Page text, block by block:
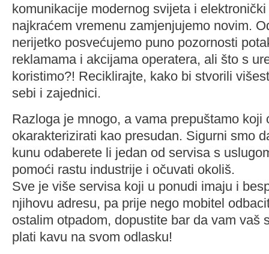
komunikacije modernog svijeta i
najkraćem vremenu zamjenjujemo novim.
nerijetko posvećujemo puno pozornosti
reklamama i akcijama operatera, ali što s
koristimo?! Reciklirajte, kako bi stvorili
sebi i zajednici.
Razloga je mnogo, a vama prepuštamo koji
okarakterizirati kao presudan. Sigurni smo
kunu odaberete li jedan od servisa s
pomoći rastu industrije i očuvati okoliš.
Sve je više servisa koji u ponudi imaju i
njihovu adresu, pa prije nego mobitel
ostalim otpadom, dopustite bar da vam vaš
plati kavu na svom odlasku!